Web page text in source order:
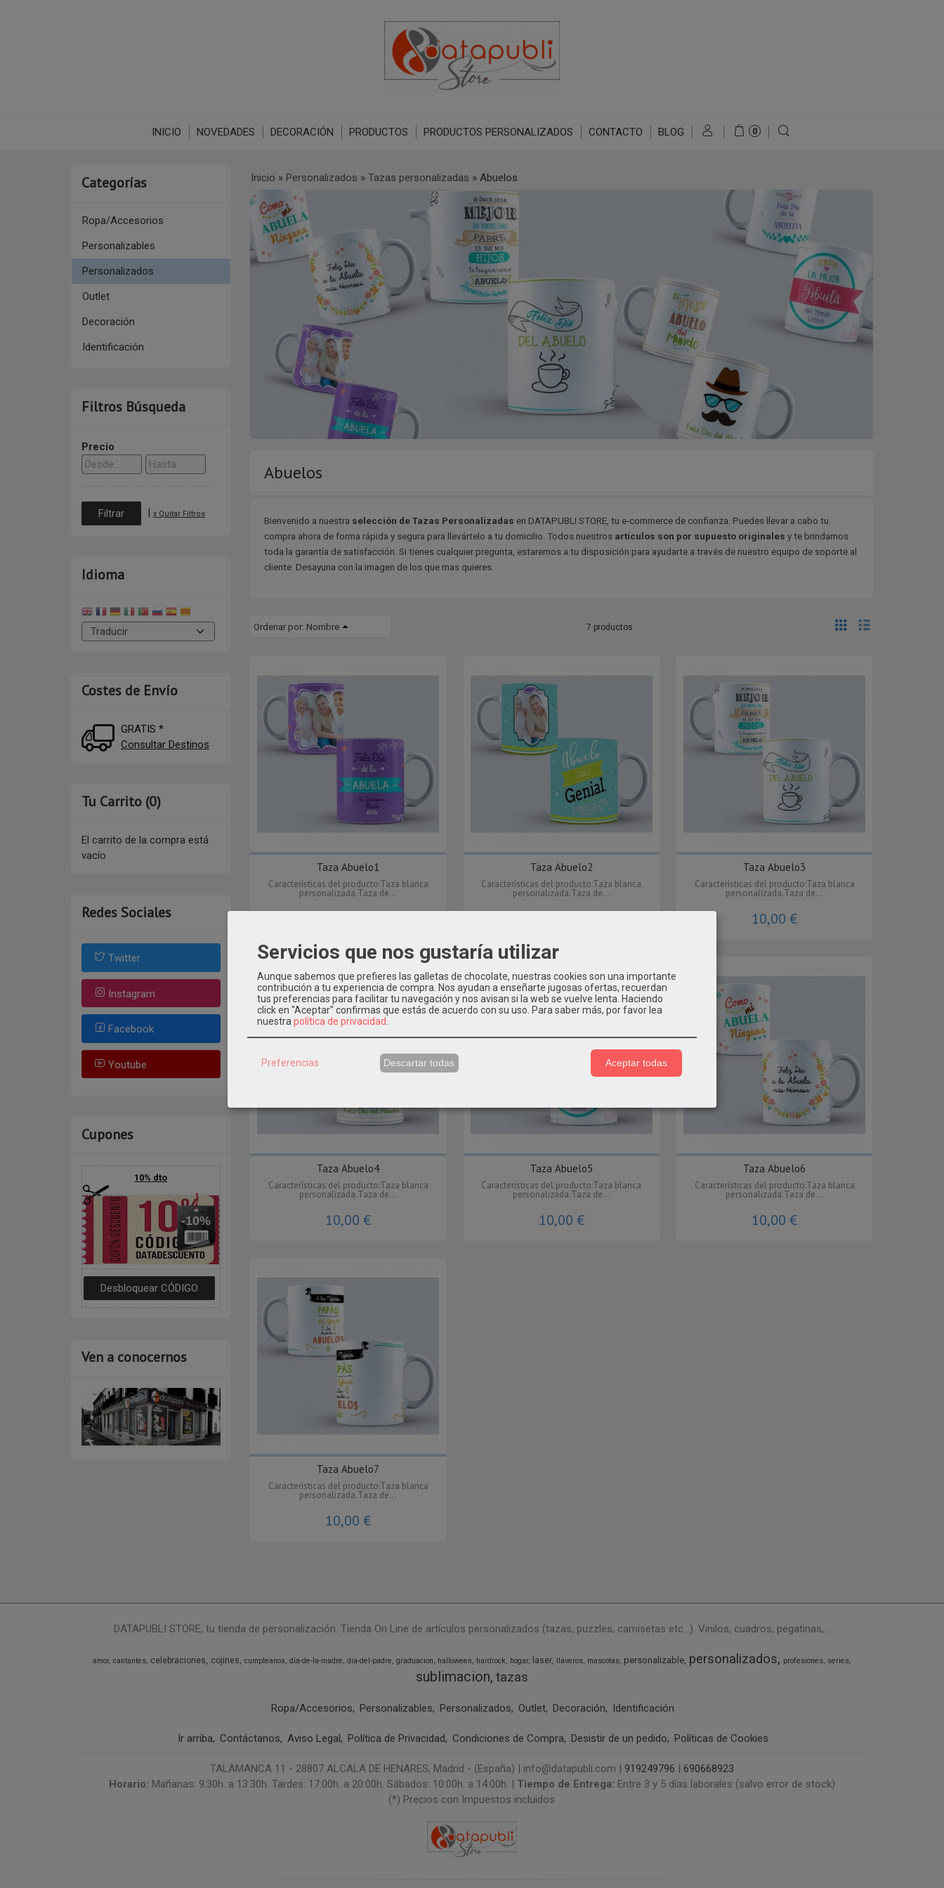
INICIO NOVEDADES DECORACIÓN PRODUCTOS PRODUCTOS PERSONALIZADOS CONTACTO BLOG 0
Categorías
Ropa/Accesorios
Personalizables
Personalizados
Outlet
Decoración
Identificación
Filtros Búsqueda
Precio
| x Quitar Filtros
Idioma
Costes de Envío
GRATIS *
Consultar Destinos
Tu Carrito (0)
El carrito de la compra está
vacío
Redes Sociales
Twitter
Instagram
Facebook
Youtube
Cupones
10% dto
-10%
Ven a conocernos
Inicio » Personalizados » Tazas personalizadas » Abuelos
Abuelos
Bienvenido a nuestra selección de Tazas Personalizadas en DATAPUBLI STORE, tu e-commerce de confianza. Puedes llevar a cabo tu
compra ahora de forma rápida y segura para llevártelo a tu domicilio. Todos nuestros artículos son por supuesto originales y te brindamos
toda la garantía de satisfacción. Si tienes cualquier pregunta, estaremos a tu disposición para ayudarte a través de nuestro equipo de soporte al
cliente. Desayuna con la imagen de los que mas quieres.
Ordenar por: Nombre 7 productos
Taza Abuelo1
Características del producto:Taza blanca
personalizada.Taza de...
Taza Abuelo2
Características del producto:Taza blanca
personalizada.Taza de...
Taza Abuelo3
Características del producto:Taza blanca
personalizada.Taza de...
10,00 €
Taza Abuelo4
Características del producto:Taza blanca
personalizada.Taza de...
10,00 €
Taza Abuelo5
Características del producto:Taza blanca
personalizada.Taza de...
10,00 €
Taza Abuelo6
Características del producto:Taza blanca
personalizada.Taza de...
10,00 €
Taza Abuelo7
Características del producto:Taza blanca
personalizada.Taza de...
10,00 €
DATAPUBLI STORE, tu tienda de personalización. Tienda On Line de artículos personalizados (tazas, puzzles, camisetas etc...). Vinilos, cuadros, pegatinas,...
amor cantantes celebraciones cojines cumpleanos dia-de-la-madre dia-del-padre graduacion halloween hardrock hogar laser llaveros mascotas personalizable personalizados profesiones series
sublimacion tazas
Ropa/Accesorios Personalizables Personalizados Outlet Decoración Identificación
Ir arriba Contáctanos Aviso Legal Política de Privacidad Condiciones de Compra Desistir de un pedido Políticas de Cookies
TALAMANCA 11 - 28807 ALCALA DE HENARES, Madrid - (España) | info@datapubli.com | 919249796 | 690668923
Horario: Mañanas: 9:30h. a 13:30h. Tardes: 17:00h. a 20:00h. Sábados: 10:00h. a 14:00h. | Tiempo de Entrega: Entre 3 y 5 días laborales (salvo error de stock)
(*) Precios con Impuestos incluidos
Servicios que nos gustaría utilizar
Aunque sabemos que prefieres las galletas de chocolate, nuestras cookies son una importante
contribución a tu experiencia de compra. Nos ayudan a enseñarte jugosas ofertas, recuerdan
tus preferencias para facilitar tu navegación y nos avisan si la web se vuelve lenta. Haciendo
click en "Aceptar" confirmas que estás de acuerdo con su uso. Para saber más, por favor lea
nuestra política de privacidad
Preferencias Descartar todas Aceptar todas